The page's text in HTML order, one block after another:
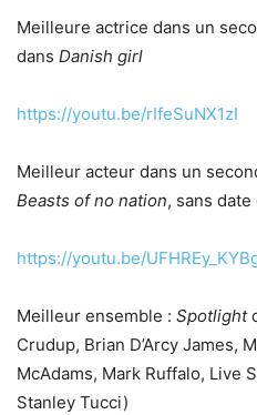
Meilleure actrice dans un
dans Danish girl
https://youtu.be/rIfeSuNX1zI
Meilleur acteur dans un
Beasts of no nation, sans
https://youtu.be/
Meilleur ensemble : Spotlight
Crudup, Brian D’Arcy James,
McAdams, Mark Ruffalo, Live
Stanley Tucci)